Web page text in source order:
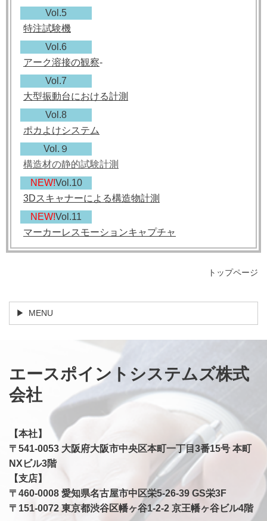
Vol.5
特注試験機
Vol.6
アーク溶接の観察-
Vol.7
大型振動台における計測
Vol.8
ポカよけシステム
Vol.９
構造材の静的試験計測
NEW!Vol.10
3Dスキャナーによる構造物計測
NEW!Vol.11
マーカーレスモーションキャプチャ
トップページ
MENU
エースポイントシステムズ株式
会社
【本社】
〒541-0053 大阪府大阪市中央区本町一丁目3番15号 本町
NXビル3階
【支店】
​〒460-0008 愛知県名古屋市中区栄5-26-39 GS栄3F
〒151-0072 東京都渋谷区幡ヶ谷1-2-2 京王幡ヶ谷ビル4階